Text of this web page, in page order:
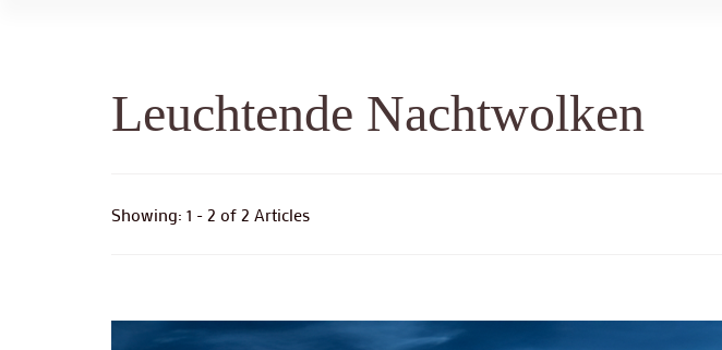
Leuchtende Nachtwolken
Showing: 1 - 2 of 2 Articles